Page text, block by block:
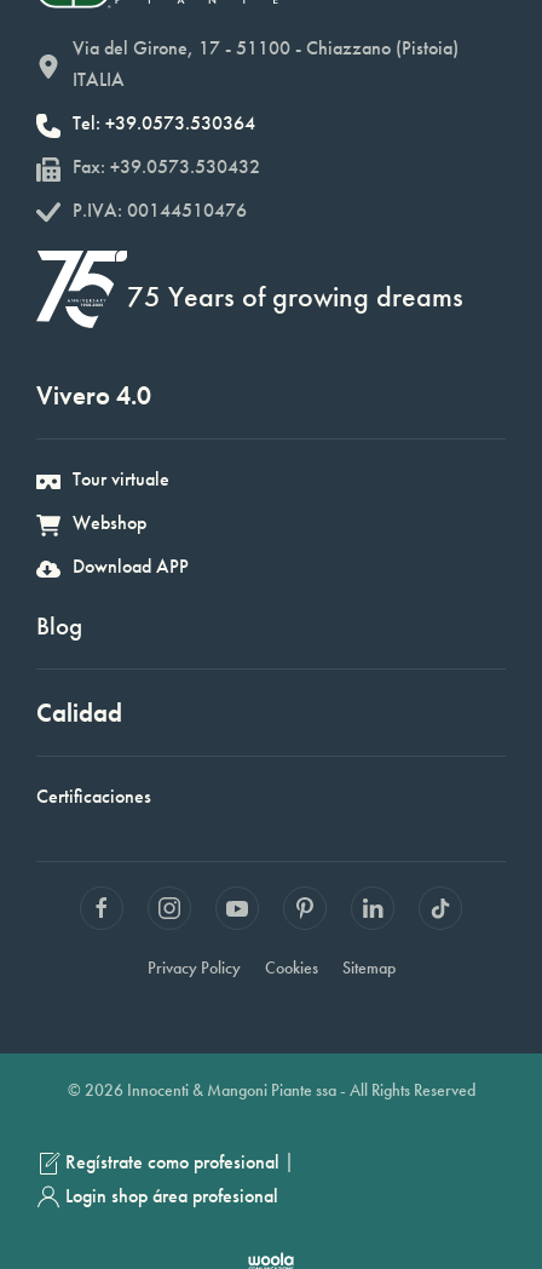
Via del Girone, 17 - 51100 - Chiazzano (Pistoia)
ITALIA
Tel: +39.0573.530364
Fax: +39.0573.530432
P.IVA: 00144510476
75 Years of growing dreams
Vivero 4.0
Tour virtuale
Webshop
Download APP
Blog
Calidad
Certificaciones
Privacy Policy Cookies Sitemap
© 2026 Innocenti & Mangoni Piante ssa - All Rights Reserved
Regístrate como profesional |
Login shop área profesional